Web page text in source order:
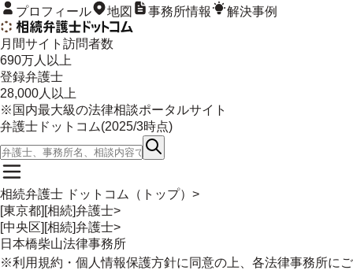
プロフィール 地図 事務所情報 解決事例
月間サイト訪問者数
690万人以上
登録弁護士
28,000人以上
※国内最大級の法律相談ポータルサイト
弁護士ドットコム(2025/3時点)
相続弁護士 ドットコム（トップ） >
[東京都][相続]弁護士>
[中央区][相続]弁護士>
日本橋柴山法律事務所
※利用規約 ・ 個人情報保護方針に同意の上、各法律事務所にご